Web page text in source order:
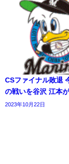
CSファイナル敗退
の戦いを谷沢 江本
2023年10月22日